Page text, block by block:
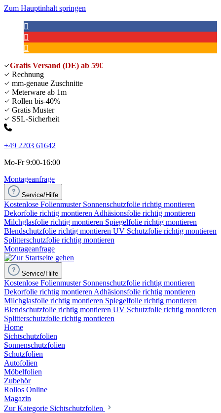
Zum Hauptinhalt springen
Gratis Versand (DE) ab 59€
Rechnung
mm-genaue Zuschnitte
Meterware ab 1m
Rollen bis-40%
Gratis Muster
SSL-Sicherheit
+49 2203 61642
Mo-Fr 9:00-16:00
Montageanfrage
Service/Hilfe
Kostenlose Folienmuster Sonnenschutzfolie richtig montieren
Dekorfolie richtig montieren Adhäsionsfolie richtig montieren
Milchglasfolie richtig montieren Spiegelfolie richtig montieren
Blendschutzfolie richtig montieren UV Schutzfolie richtig montieren
Splitterschutzfolie richtig montieren
Montageanfrage
Service/Hilfe
Kostenlose Folienmuster Sonnenschutzfolie richtig montieren
Dekorfolie richtig montieren Adhäsionsfolie richtig montieren
Milchglasfolie richtig montieren Spiegelfolie richtig montieren
Blendschutzfolie richtig montieren UV Schutzfolie richtig montieren
Splitterschutzfolie richtig montieren
Home
Sichtschutzfolien
Sonnenschutzfolien
Schutzfolien
Autofolien
Möbelfolien
Zubehör
Rollos Online
Magazin
Zur Kategorie Sichtschutzfolien